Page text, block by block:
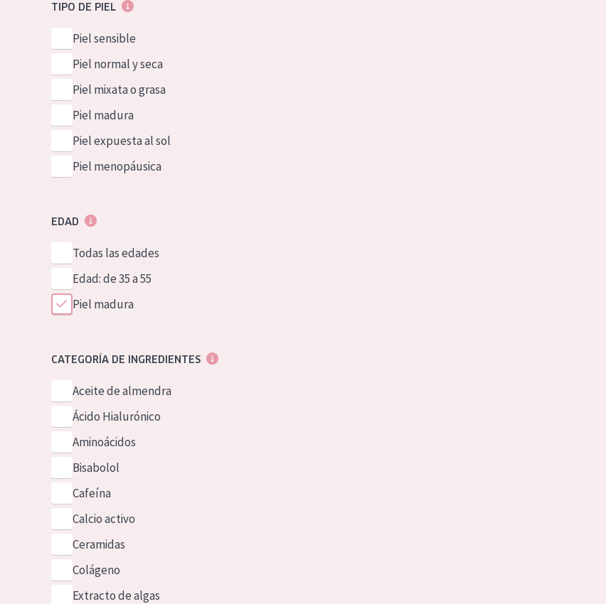
TIPO DE PIEL
Piel sensible
Piel normal y seca
Piel mixata o grasa
Piel madura
Piel expuesta al sol
Piel menopáusica
EDAD
Todas las edades
Edad: de 35 a 55
Piel madura
CATEGORÍA DE INGREDIENTES
Aceite de almendra
Ácido Hialurónico
Aminoácidos
Bisabolol
Cafeína
Calcio activo
Ceramidas
Colágeno
Extracto de algas